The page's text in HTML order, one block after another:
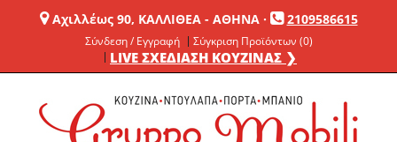
Αχιλλέως 90, ΚΑΛΛΙΘΕΑ - ΑΘΗΝΑ· 2109586615
Σύνδεση / Εγγραφή Σύγκριση Προϊόντων (0)
LIVE ΣΧΕΔΙΑΣΗ ΚΟΥΖΙΝΑΣ ❯